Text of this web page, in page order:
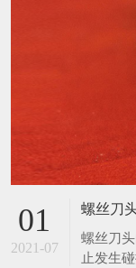
螺丝刀
螺丝刀
止发生
音以及
配套控
点，不
头。 螺
使用，
人员进
2021-05
内六角
内六角
扭力大
扭力控
精度扭
距离的
件时需
固且不
19
2021-05
开口内
螺丝是
扳手是